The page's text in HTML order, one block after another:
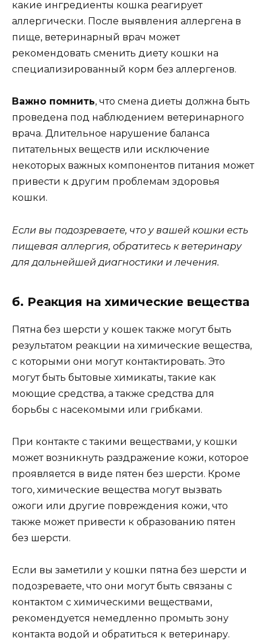
какие ингредиенты кошка реагирует
аллергически. После выявления аллергена в
пище, ветеринарный врач может
рекомендовать сменить диету кошки на
специализированный корм без аллергенов.
Важно помнить, что смена диеты должна быть
проведена под наблюдением ветеринарного
врача. Длительное нарушение баланса
питательных веществ или исключение
некоторых важных компонентов питания может
привести к другим проблемам здоровья
кошки.
Если вы подозреваете, что у вашей кошки есть
пищевая аллергия, обратитесь к ветеринару
для дальнейшей диагностики и лечения.
б. Реакция на химические вещества
Пятна без шерсти у кошек также могут быть
результатом реакции на химические вещества,
с которыми они могут контактировать. Это
могут быть бытовые химикаты, такие как
моющие средства, а также средства для
борьбы с насекомыми или грибками.
При контакте с такими веществами, у кошки
может возникнуть раздражение кожи, которое
проявляется в виде пятен без шерсти. Кроме
того, химические вещества могут вызвать
ожоги или другие повреждения кожи, что
также может привести к образованию пятен
без шерсти.
Если вы заметили у кошки пятна без шерсти и
подозреваете, что они могут быть связаны с
контактом с химическими веществами,
рекомендуется немедленно промыть зону
контакта водой и обратиться к ветеринару.